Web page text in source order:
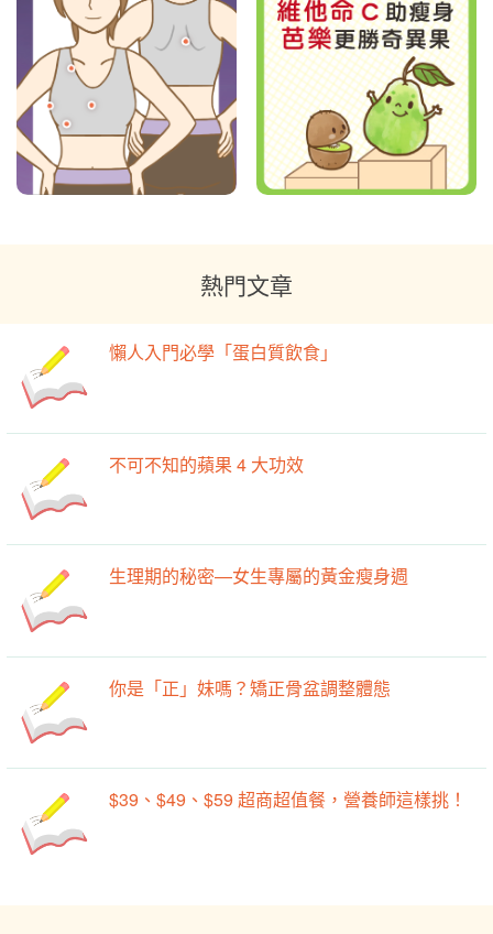
熱門文章
懶人入門必學「蛋白質飲食」
不可不知的蘋果 4 大功效
生理期的秘密—女生專屬的黃金瘦身週
你是「正」妹嗎？矯正骨盆調整體態
$39、$49、$59 超商超值餐，營養師這樣挑！